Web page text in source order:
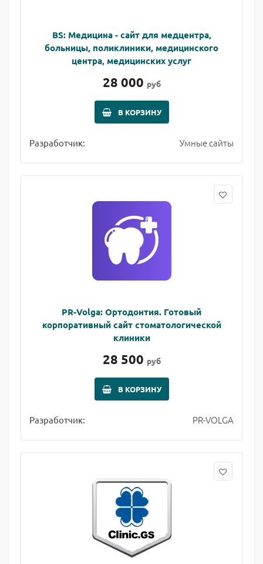
BS: Медицина - сайт для медцентра,
больницы, поликлиники, медицинского
центра, медицинских услуг
28 000 руб
В КОРЗИНУ
Разработчик: Умные сайты
PR-Volga: Ортодонтия. Готовый
корпоративный сайт стоматологической
клиники
28 500 руб
В КОРЗИНУ
Разработчик: PR-VOLGA